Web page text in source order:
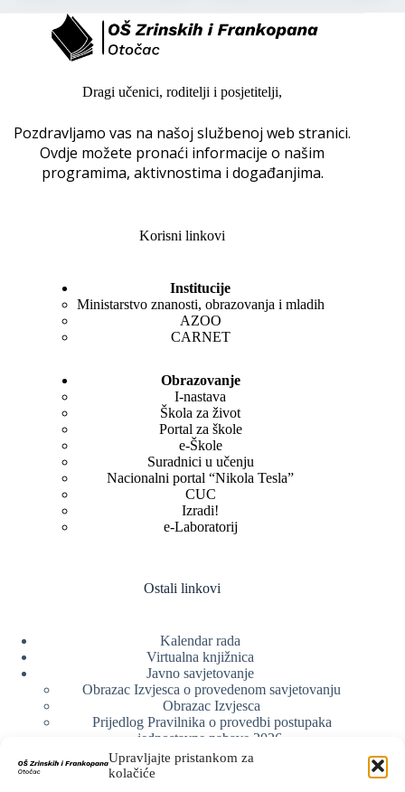
Upravljajte pristankom za
kolačiće
Dragi učenici, roditelji i posjetitelji,
Pozdravljamo vas na našoj službenoj web stranici.
Ovdje možete pronaći informacije o našim
programima, aktivnostima i događanjima.
Korisni linkovi
Institucije
Ministarstvo znanosti, obrazovanja i mladih
AZOO
CARNET
Obrazovanje
I-nastava
Škola za život
Portal za škole
e-Škole
Suradnici u učenju
Nacionalni portal “Nikola Tesla”
CUC
Izradi!
e-Laboratorij
Ostali linkovi
Kalendar rada
Virtualna knjižnica
Javno savjetovanje
Obrazac Izvjesca o provedenom savjetovanju
Obrazac Izvjesca
Prijedlog Pravilnika o provedbi postupaka
jednostavne nabave 2026.
Obrazlozenje uz prijedlog Pravilnika o provedbi
postupka jednostavne nabave